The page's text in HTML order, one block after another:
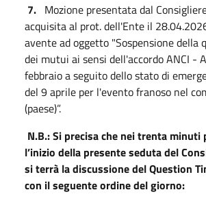
7. Mozione presentata dal
acquisita al prot. dell'Ente il
avente ad oggetto "Sospensione della
dei mutui ai sensi dell'accordo ANCI -
febbraio a seguito dello stato di
del 9 aprile per l'evento franoso nel
(paese)”.
N.B.: Si precisa che nei trenta minuti
l’inizio della presente seduta del
si terrà la discussione del Question
con il seguente ordine del giorno: